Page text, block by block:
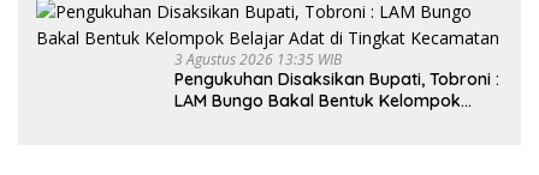
3 Agustus 2026 13:35 WIB
Pengukuhan Disaksikan Bupati, Tobroni :
LAM Bungo Bakal Bentuk Kelompok